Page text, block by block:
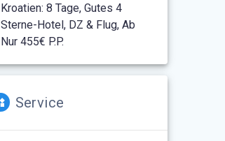
Kroatien: 8 Tage, Gutes 4
Sterne-Hotel, DZ & Flug, Ab
Nur 455€ P.P.
Service